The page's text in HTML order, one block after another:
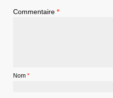
Commentaire *
Nom *